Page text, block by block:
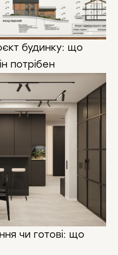
будинку: що
потрібен
чи готові: що